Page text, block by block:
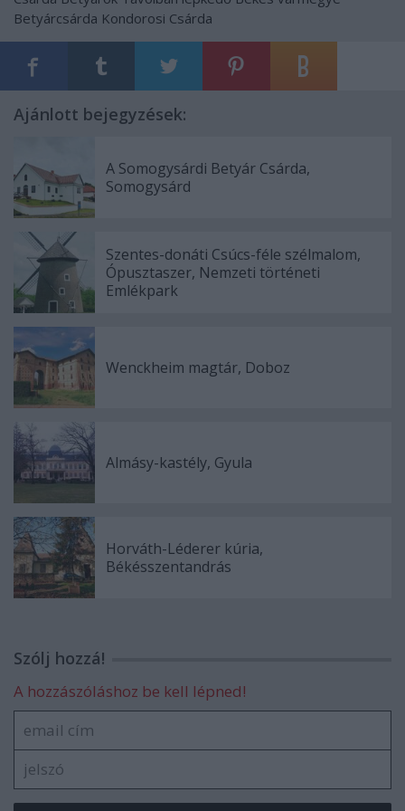
Betyárcsárda Kondorosi Csárda
Ajánlott bejegyzések:
A Somogysárdi Betyár Csárda,
Somogysárd
Szentes-donáti Csúcs-féle szélmalom,
Ópusztaszer, Nemzeti történeti
Emlékpark
Wenckheim magtár, Doboz
Almásy-kastély, Gyula
Horváth-Léderer kúria,
Békésszentandrás
Szólj hozzá!
A hozzászóláshoz be kell lépned!